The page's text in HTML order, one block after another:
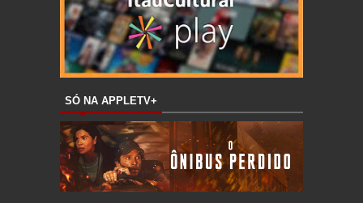
SÓ NA APPLETV+